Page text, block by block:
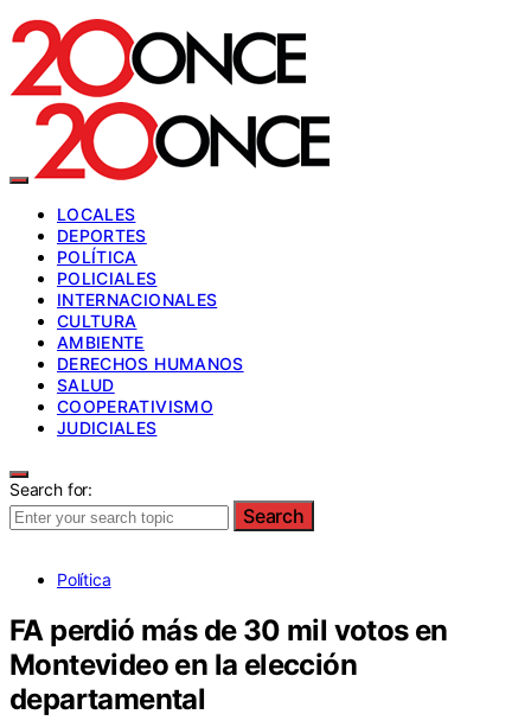
LOCALES
DEPORTES
POLÍTICA
POLICIALES
INTERNACIONALES
CULTURA
AMBIENTE
DERECHOS HUMANOS
SALUD
COOPERATIVISMO
JUDICIALES
Search for:
Search
Política
FA perdió más de 30 mil votos en
Montevideo en la elección
departamental